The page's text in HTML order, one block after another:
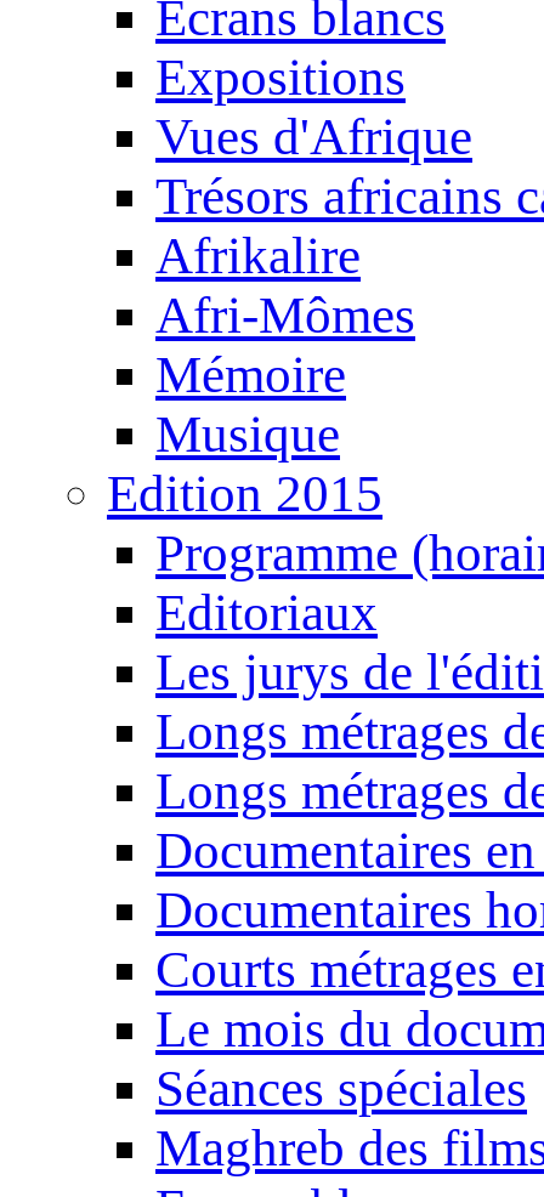
Ecrans blancs
Expositions
Vues d'Afrique
Trésors africains
Afrikalire
Afri-Mômes
Mémoire
Musique
Edition 2015
Programme
Editoriaux
Les jurys de
Longs métrages
Longs métrages
Documentaires
Documentaires
Courts métrages
Le mois du
Séances spéciales
Maghreb des